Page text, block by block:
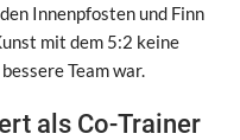
Innenpfosten und Finn
mit dem 5:2 keine
Team war.
als Co-Trainer